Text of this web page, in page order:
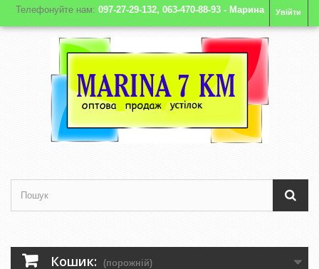
Увійти
Телефонуйте нам: 097-27-29-132, 063-470-88-93 - Марина
Кошик: (порожній)